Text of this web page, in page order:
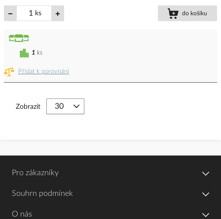
ks do košíku
Přidat k porovnání
1 ks
Zobrazit
Pro zákazníky
Souhrn podmínek
O nás